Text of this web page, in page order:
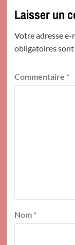
Laisser un
Votre adresse e-
obligatoires
Commentaire *
Nom *